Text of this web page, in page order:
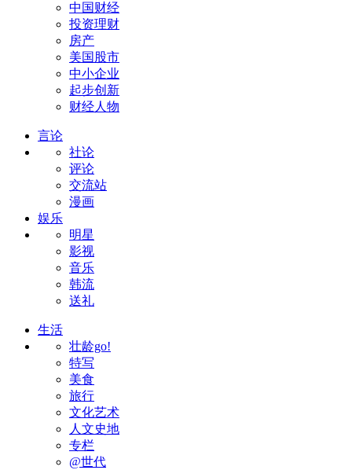
中国财经
投资理财
房产
美国股市
中小企业
起步创新
财经人物
言论
社论
评论
交流站
漫画
娱乐
明星
影视
音乐
韩流
送礼
生活
壮龄go!
特写
美食
旅行
文化艺术
人文史地
专栏
@世代